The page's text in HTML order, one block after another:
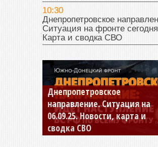
10:30
Днепропетровское
Ситуация на фронте
Карта и сводка СВО
Константиновское
направление. Ситуация на
04.09.25 Новости, карта и
сводка СВО